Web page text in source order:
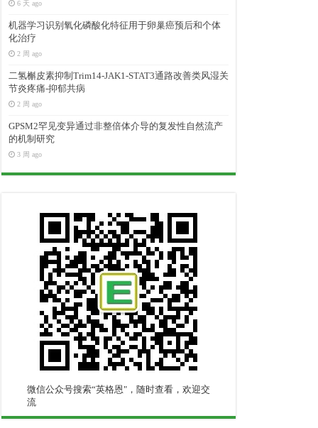
6 天 ago
机器学习识别氧化磷酸化特征用于卵巢癌预后和个体
化治疗
2 周 ago
二氢槲皮素抑制Trim14-JAK1-STAT3通路改善类风湿关
节炎疼痛-抑郁共病
2 周 ago
GPSM2罕见变异通过非整倍体介导的复发性自然流产
的机制研究
3 周 ago
微信公众号搜索“英格恩"，随时查看，欢迎交
流